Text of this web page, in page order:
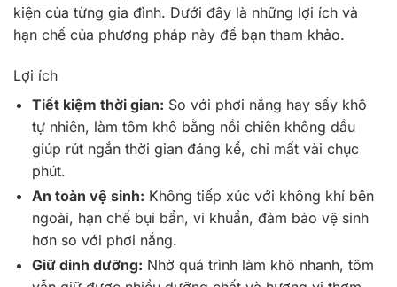
kiện của từng gia đình. Dưới đây là những lợi ích và
hạn chế của phương pháp này để bạn tham khảo.
Lợi ích
Tiết kiệm thời gian: So với phơi nắng hay sấy khô
tự nhiên, làm tôm khô bằng nồi chiên không dầu
giúp rút ngắn thời gian đáng kể, chỉ mất vài chục
phút.
An toàn vệ sinh: Không tiếp xúc với không khí bên
ngoài, hạn chế bụi bẩn, vi khuẩn, đảm bảo vệ sinh
hơn so với phơi nắng.
Giữ dinh dưỡng: Nhờ quá trình làm khô nhanh, tôm